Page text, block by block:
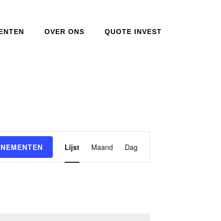
OVER ONS QUOTE INVEST
weergaven
navigatie
Lijst Maand Dag